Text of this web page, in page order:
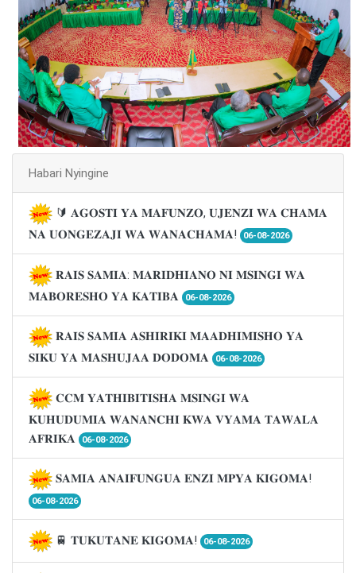
Habari Nyingine
🔰 𝐀𝐆𝐎𝐒𝐓𝐈 𝐘𝐀 𝐌𝐀𝐅𝐔𝐍𝐙𝐎, 𝐔𝐉𝐄𝐍𝐙𝐈 𝐖𝐀 𝐂𝐇𝐀𝐌𝐀
𝐍𝐀 𝐔𝐎𝐍𝐆𝐄𝐙𝐀𝐉𝐈 𝐖𝐀 𝐖𝐀𝐍𝐀𝐂𝐇𝐀𝐌𝐀!
06-08-2026
𝐑𝐀𝐈𝐒 𝐒𝐀𝐌𝐈𝐀: 𝐌𝐀𝐑𝐈𝐃𝐇𝐈𝐀𝐍𝐎 𝐍𝐈 𝐌𝐒𝐈𝐍𝐆𝐈 𝐖𝐀
𝐌𝐀𝐁𝐎𝐑𝐄𝐒𝐇𝐎 𝐘𝐀 𝐊𝐀𝐓𝐈𝐁𝐀
06-08-2026
𝐑𝐀𝐈𝐒 𝐒𝐀𝐌𝐈𝐀 𝐀𝐒𝐇𝐈𝐑𝐈𝐊𝐈 𝐌𝐀𝐀𝐃𝐇𝐈𝐌𝐈𝐒𝐇𝐎 𝐘𝐀
𝐒𝐈𝐊𝐔 𝐘𝐀 𝐌𝐀𝐒𝐇𝐔𝐉𝐀𝐀 𝐃𝐎𝐃𝐎𝐌𝐀
06-08-2026
𝐂𝐂𝐌 𝐘𝐀𝐓𝐇𝐈𝐁𝐈𝐓𝐈𝐒𝐇𝐀 𝐌𝐒𝐈𝐍𝐆𝐈 𝐖𝐀
𝐊𝐔𝐇𝐔𝐃𝐔𝐌𝐈𝐀 𝐖𝐀𝐍𝐀𝐍𝐂𝐇𝐈 𝐊𝐖𝐀 𝐕𝐘𝐀𝐌𝐀 𝐓𝐀𝐖𝐀𝐋𝐀
𝐀𝐅𝐑𝐈𝐊𝐀
06-08-2026
𝐒𝐀𝐌𝐈𝐀 𝐀𝐍𝐀𝐈𝐅𝐔𝐍𝐆𝐔𝐀 𝐄𝐍𝐙𝐈 𝐌𝐏𝐘𝐀 𝐊𝐈𝐆𝐎𝐌𝐀!
06-08-2026
🚆 𝐓𝐔𝐊𝐔𝐓𝐀𝐍𝐄 𝐊𝐈𝐆𝐎𝐌𝐀! 06-08-2026